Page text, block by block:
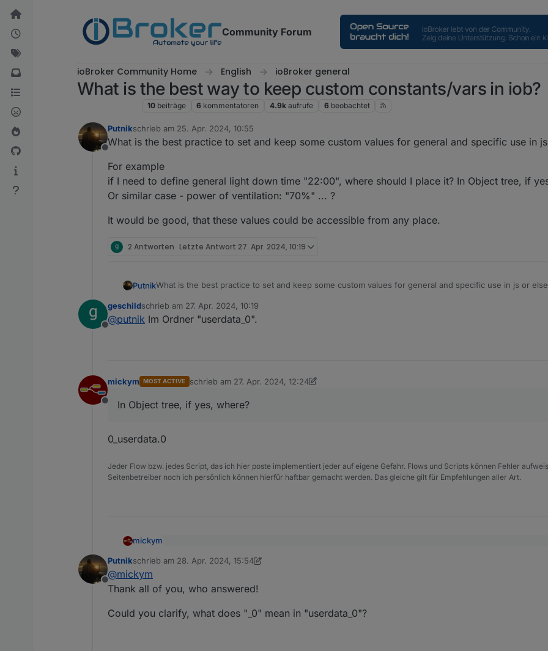
Weiter zum Inhalt
Community Forum
ioBroker Community Home English ioBroker general
What is the best way to keep custom constants/vars in iob?
10 beiträge 6 kommentatoren 4.9k aufrufe 6 beobachtet
Offline
Putnikschrieb am 25. Apr. 2024, 10:55
zuletzt editiert von
What is the best practice to set and keep some custom values for general and specific use in
For example
if I need to define general light down time "22:00", where should I place it? In Object tree, if
Or similar case - power of ventilation: "70%" ... ?
It would be good, that these values could be accessible from any place.
2 Antworten Letzte Antwort 27. Apr. 2024, 10:19
PutnikWhat is the best practice to set and keep some custom values for general and specific use in js or
For example
if I need to define general light down time "22:00", where should I place it? In Object tree, if yes,
Offline
geschildschrieb am 27. Apr. 2024, 10:19
zuletzt editiert von
@putnik Im Ordner "userdata_0".
Offline
mickym MOST ACTIVE schrieb am 27. Apr. 2024, 12:24
zuletzt editiert von mickym
In Object tree, if yes, where?
0_userdata.0
Jeder Flow bzw. jedes Script, das ich hier poste implementiert jeder auf eigene Gefahr. Flows und Scripts können Fehler
Seitenbetreiber noch ich persönlich können hierfür haftbar gemacht werden. Das gleiche gilt für Empfehlungen aller Art.
mickym
Offline
Putnikschrieb am 28. Apr. 2024, 15:54
zuletzt editiert von Putnik
@mickym
Thank all of you, who answered!
Could you clarify, what does "_0" mean in "userdata_0"?